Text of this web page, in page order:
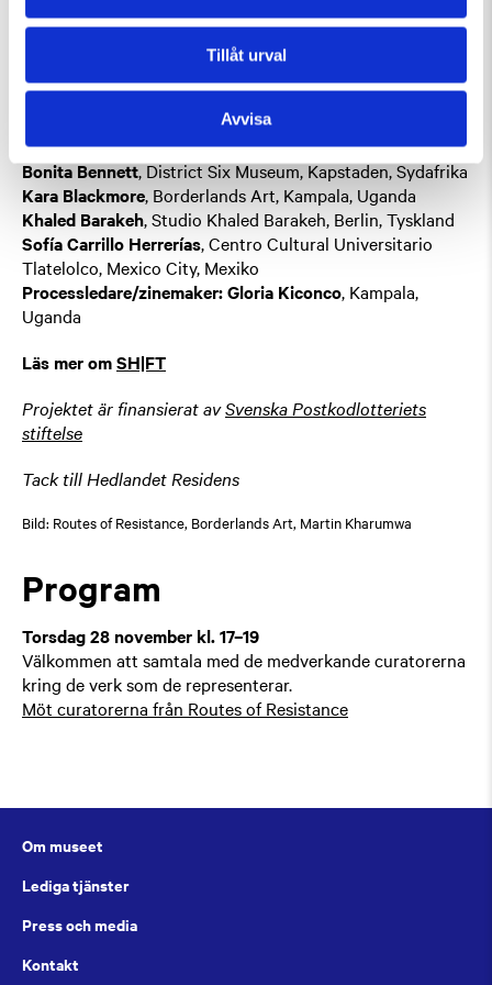
Tillåt urval
Avvisa
Raphaël Malik, Ruangrupa, Shahidul Alam, Taring Padi och
Curator: Khaled Barakeh
Medverkande curatorer på plats:
Bonita Bennett, District Six Museum, Kapstaden, Sydafrika
Kara Blackmore, Borderlands Art, Kampala, Uganda
Khaled Barakeh, Studio Khaled Barakeh, Berlin, Tyskland
Sofía Carrillo Herrerías, Centro Cultural Universitario
Tlatelolco, Mexico City, Mexiko
Processledare/zinemaker: Gloria Kiconco, Kampala,
Uganda
Läs mer omSH|FT
Projektet är finansierat avSvenska Postkodlotteriets
stiftelse
Tack till Hedlandet Residens
Bild: Routes of Resistance, Borderlands Art, Martin Kharumwa
Program
Torsdag 28 november kl. 17–19
Välkommen att samtala med de medverkande curatorerna
kring de verk som de representerar.
Möt curatorerna från Routes of Resistance
Om museet
Lediga tjänster
Press och media
Kontakt